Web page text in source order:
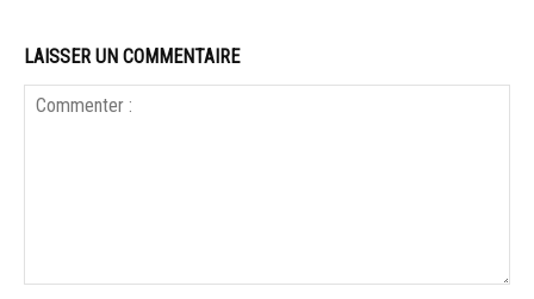
LAISSER UN COMMENTAIRE